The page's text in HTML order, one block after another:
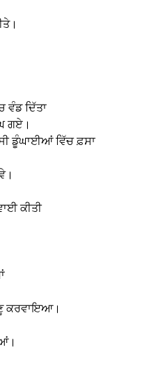
ਵੰਡ ਦਿੱਤਾ
ਗਏ।
ਸੀ ਡੂੰਘਾਈਆਂ ਵਿੱਚ ਫ਼ਸਾ
ਕੀਤੀ
ਕਰਵਾਇਆ।